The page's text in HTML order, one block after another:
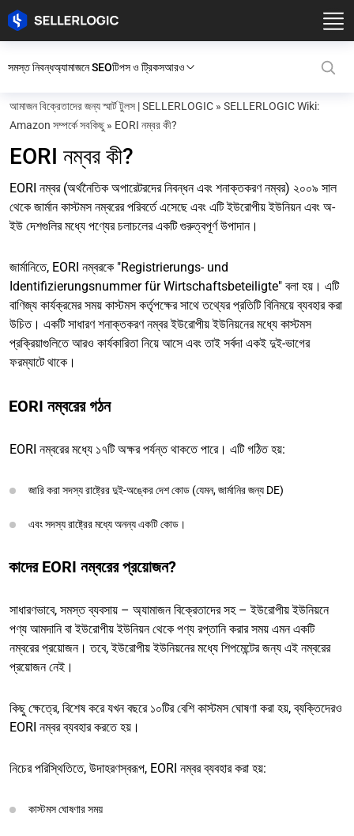
সমস্ত নিবন্ধঅ্যামাজনে SEOটিপস ও ট্রিকসআরও
আমাজন বিক্রেতাদের জন্য স্মার্ট টুলস | SELLERLOGIC » SELLERLOGIC Wiki:
Amazon সম্পর্কে সবকিছু » EORI নম্বর কী?
EORI নম্বর কী?
EORI নম্বর (অর্থনৈতিক অপারেটরদের নিবন্ধন এবং শনাক্তকরণ নম্বর) ২০০৯ সাল
থেকে জার্মান কাস্টমস নম্বরের পরিবর্তে এসেছে এবং এটি ইউরোপীয় ইউনিয়ন এবং অ-
ইউ দেশগুলির মধ্যে পণ্যের চলাচলের একটি গুরুত্বপূর্ণ উপাদান।
জার্মানিতে, EORI নম্বরকে "Registrierungs- und
Identifizierungsnummer für Wirtschaftsbeteiligte" বলা হয়। এটি
বাণিজ্য কার্যক্রমের সময় কাস্টমস কর্তৃপক্ষের সাথে তথ্যের প্রতিটি বিনিময়ে ব্যবহার করা
উচিত। একটি সাধারণ শনাক্তকরণ নম্বর ইউরোপীয় ইউনিয়নের মধ্যে কাস্টমস
প্রক্রিয়াগুলিতে আরও কার্যকারিতা নিয়ে আসে এবং তাই সর্বদা একই দুই-ভাগের
ফরম্যাটে থাকে।
EORI নম্বরের গঠন
EORI নম্বরের মধ্যে ১৭টি অক্ষর পর্যন্ত থাকতে পারে। এটি গঠিত হয়:
জারি করা সদস্য রাষ্ট্রের দুই-অঙ্কের দেশ কোড (যেমন, জার্মানির জন্য DE)
এবং সদস্য রাষ্ট্রের মধ্যে অনন্য একটি কোড।
কাদের EORI নম্বরের প্রয়োজন?
সাধারণভাবে, সমস্ত ব্যবসায় – অ্যামাজন বিক্রেতাদের সহ – ইউরোপীয় ইউনিয়নে
পণ্য আমদানি বা ইউরোপীয় ইউনিয়ন থেকে পণ্য রপ্তানি করার সময় এমন একটি
নম্বরের প্রয়োজন। তবে, ইউরোপীয় ইউনিয়নের মধ্যে শিপমেন্টের জন্য এই নম্বরের
প্রয়োজন নেই।
কিছু ক্ষেত্রে, বিশেষ করে যখন বছরে ১০টির বেশি কাস্টমস ঘোষণা করা হয়, ব্যক্তিদেরও
EORI নম্বর ব্যবহার করতে হয়।
নিচের পরিস্থিতিতে, উদাহরণস্বরূপ, EORI নম্বর ব্যবহার করা হয়:
কাস্টমস ঘোষণার সময়